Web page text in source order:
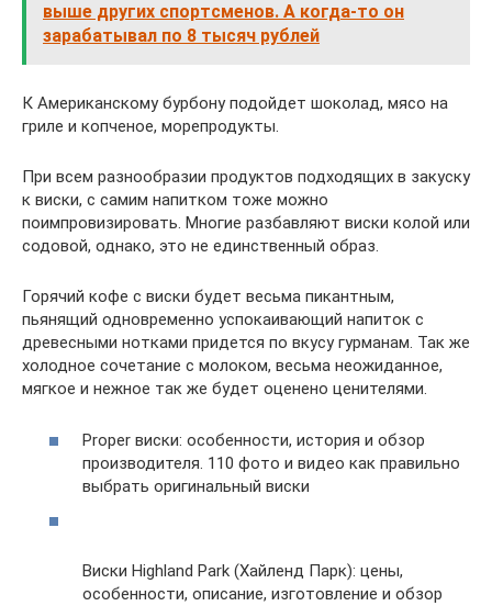
выше других спортсменов. А когда-то он
зарабатывал по 8 тысяч рублей
К Американскому бурбону подойдет шоколад, мясо на
гриле и копченое, морепродукты.
При всем разнообразии продуктов подходящих в закуску
к виски, с самим напитком тоже можно
поимпровизировать. Многие разбавляют виски колой или
содовой, однако, это не единственный образ.
Горячий кофе с виски будет весьма пикантным,
пьянящий одновременно успокаивающий напиток с
древесными нотками придется по вкусу гурманам. Так же
холодное сочетание с молоком, весьма неожиданное,
мягкое и нежное так же будет оценено ценителями.
Proper виски: особенности, история и обзор
производителя. 110 фото и видео как правильно
выбрать оригинальный виски
Виски Highland Park (Хайленд Парк): цены,
особенности, описание, изготовление и обзор